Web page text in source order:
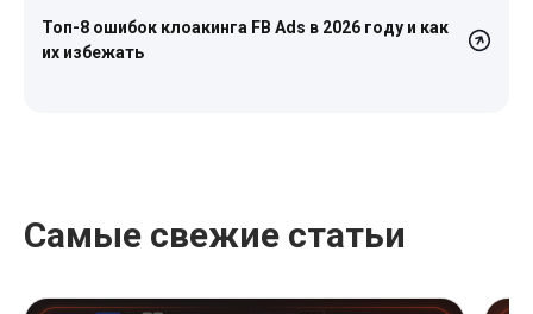
Топ-8 ошибок клоакинга FB Ads в 2026 году и как
их избежать
Самые свежие статьи